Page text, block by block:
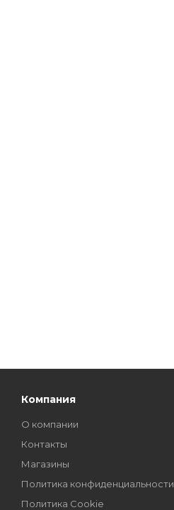
Компания
О компании
Контакты
Магазины
Политика конфиденциальности
Политика Cookie